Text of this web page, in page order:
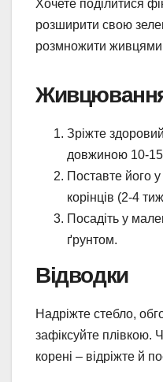
Хочете поділитися
розширити свою
розмножити живцями
Зріжте
довжиною 10-
Поставте його
корінців (2-4
Посадіть у
ґрунтом.
Відводки
Надріжте стебло,
зафіксуйте плівкою.
корені – відріжте й